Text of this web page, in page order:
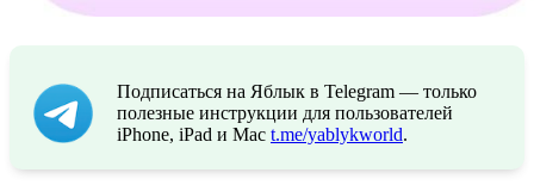
Подписаться на Яблык в Telegram — только
полезные инструкции для пользователей
iPhone, iPad и Mac t.me/yablykworld.